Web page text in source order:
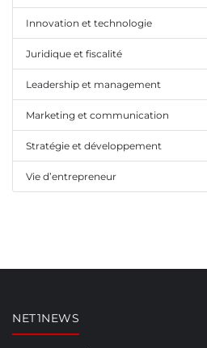
Innovation et technologie
Juridique et fiscalité
Leadership et management
Marketing et communication
Stratégie et développement
Vie d’entrepreneur
NET1NEWS